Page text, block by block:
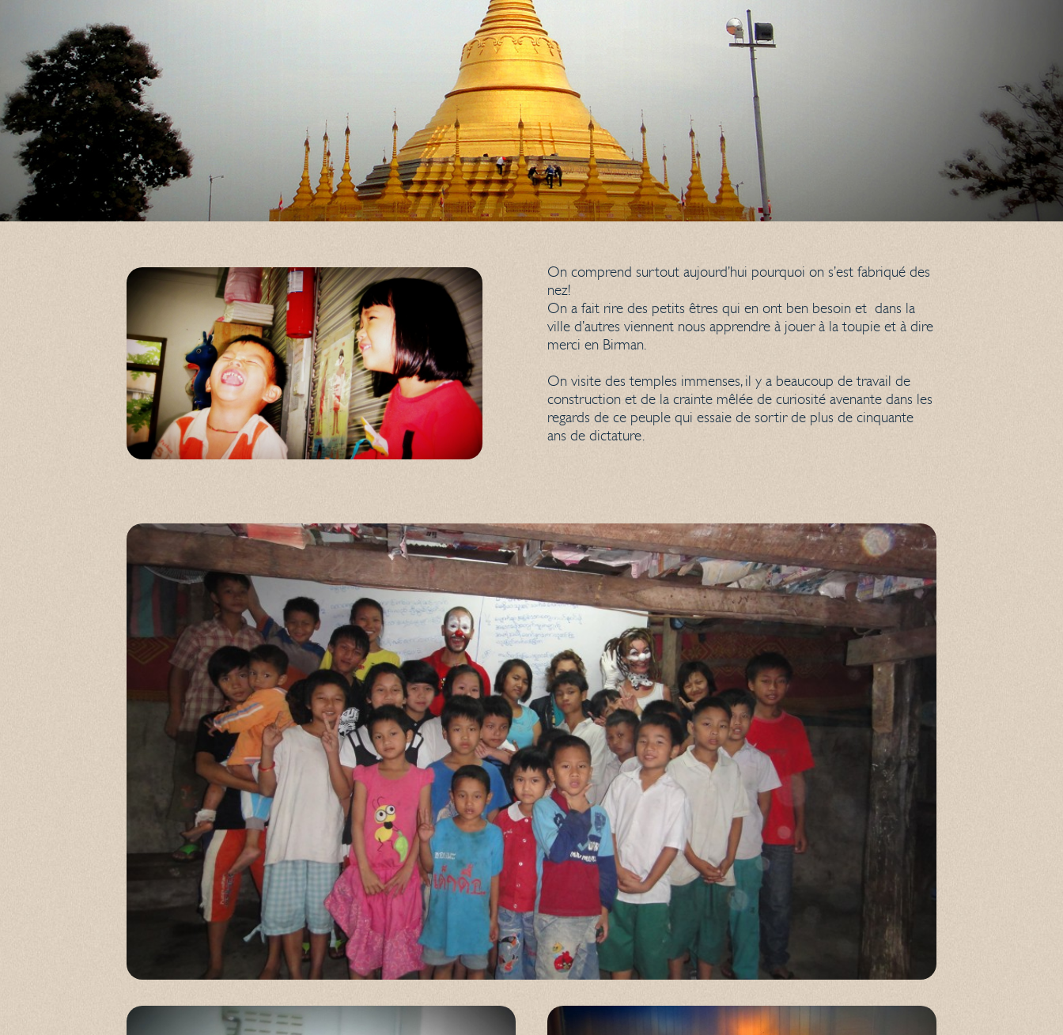
On comprend surtout aujourd’hui pourquoi on s’est fabriqué des
nez!
On a fait rire des petits êtres qui en ont ben besoin et dans la
ville d’autres viennent nous apprendre à jouer à la toupie et à dire
merci en Birman.
On visite des temples immenses, il y a beaucoup de travail de
construction et de la crainte mêlée de curiosité avenante dans les
regards de ce peuple qui essaie de sortir de plus de cinquante
ans de dictature.